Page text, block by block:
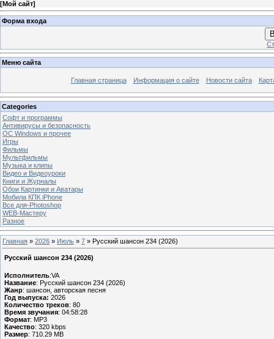
[Мой сайт]
Форма входа
Меню сайта
Главная страница Информация о сайте Новости сайта
Categories
Софт и программы
Антивирусы и безопасность
OC Windows и прочее
Игры
Фильмы
Мультфильмы
Музыка и клипы
Видео и Видеоуроки
Книги и Журналы
Обои Картинки и Аватары
Мобила КПК iPhone
Все для-Photoshop
WEB-Мастеру
Разное
Главная » 2026 » Июль » 7 » Русский шансон 234 (2026)
Русский шансон 234 (2026)
Исполнитель:VA
Название: Русский шансон 234 (2026)
Жанр: шансон, авторская песня
Год выпуска: 2026
Количество треков: 80
Время звучания: 04:58:28
Формат: MP3
Качество: 320 kbps
Размер: 710.29 MB